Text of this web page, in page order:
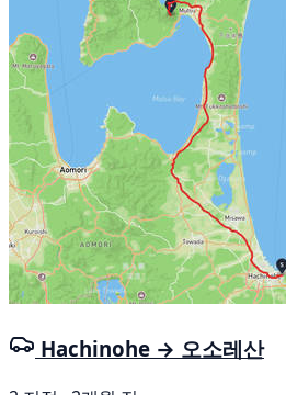
Hachinohe → 오소레산